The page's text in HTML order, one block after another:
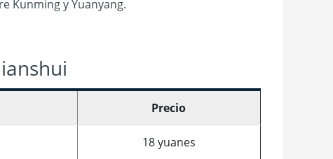
Kunming y Yuanyang.
Precio
18 yuanes